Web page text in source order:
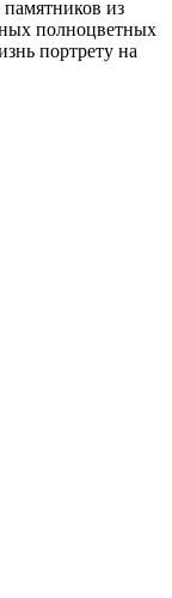
из
полноцветных
портрету на